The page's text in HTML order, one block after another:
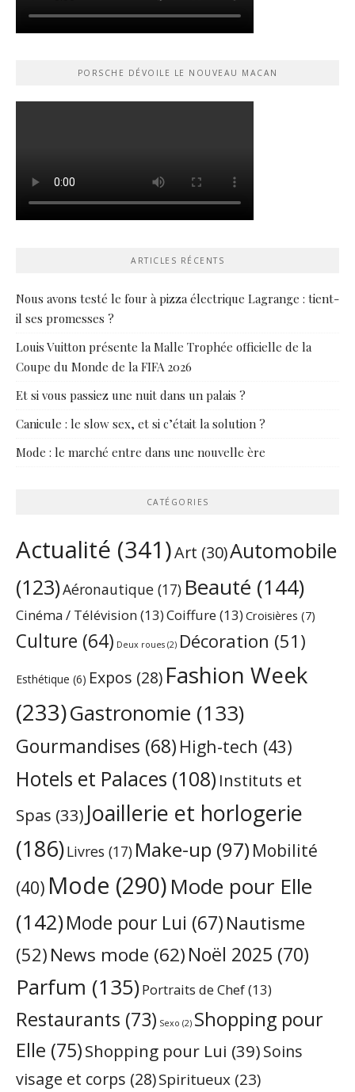
PORSCHE DÉVOILE LE NOUVEAU MACAN
ARTICLES RÉCENTS
Nous avons testé le four à pizza électrique Lagrange : tient-
il ses promesses ?
Louis Vuitton présente la Malle Trophée officielle de la
Coupe du Monde de la FIFA 2026
Et si vous passiez une nuit dans un palais ?
Canicule : le slow sex, et si c’était la solution ?
Mode : le marché entre dans une nouvelle ère
CATÉGORIES
Actualité (341)Art (30)Automobile
(123)Aéronautique (17) Beauté (144)
Cinéma / Télévision(13)Coiffure(13) Croisières (7)
Culture (64) Deux roues (2) Décoration (51)
Esthétique (6) Expos (28) Fashion Week
(233)Gastronomie (133)
Gourmandises (68) High-tech (43)
Hotels et Palaces (108) Instituts et
Spas (33) Joaillerie et horlogerie
(186)Livres (17) Make-up (97) Mobilité
(40) Mode (290)Mode pour Elle
(142)Mode pour Lui (67) Nautisme
(52) News mode (62)Noël 2025 (70)
Parfum (135)Portraits de Chef(13)
Restaurants (73) Sexo (2) Shopping pour
Elle (75)Shopping pour Lui (39)Soins
visage et corps (28)Spiritueux (23)